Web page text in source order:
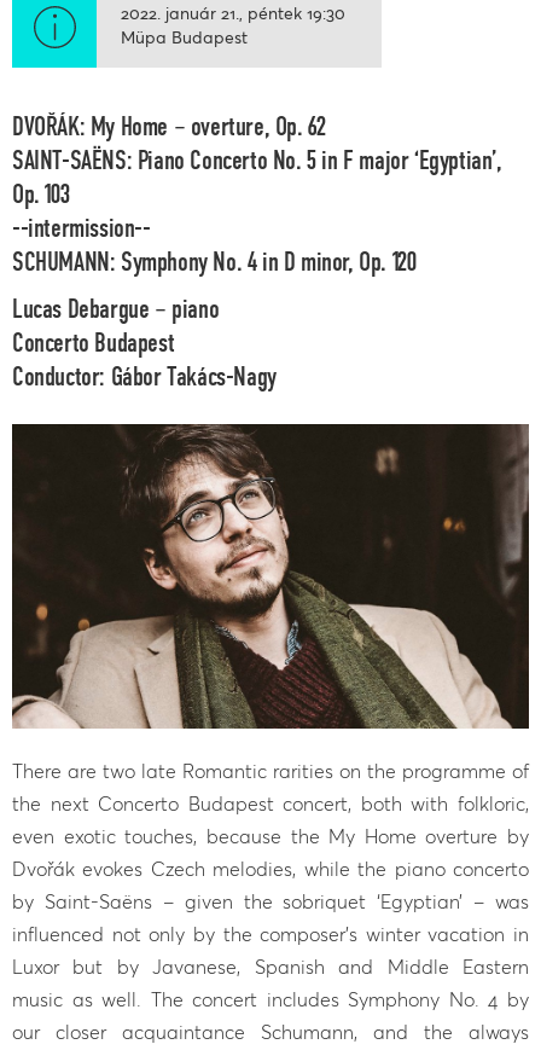
2022. január 21. péntek 19:30
Müpa Budapest
DVOŘÁK: My Home – overture, Op. 62
SAINT-SAËNS: Piano Concerto No. 5 in F major ‘Egyptian’,
Op. 103
--intermission--
SCHUMANN: Symphony No. 4 in D minor, Op. 120
Lucas Debargue – piano
Concerto Budapest
Conductor: Gábor Takács-Nagy
There are two late Romantic rarities on the programme of
the next Concerto Budapest concert, both with folkloric,
even exotic touches, because the My Home overture by
Dvořák evokes Czech melodies, while the piano concerto
by Saint-Saëns – given the sobriquet ‘Egyptian’ – was
influenced not only by the composer’s winter vacation in
Luxor but by Javanese, Spanish and Middle Eastern
music as well. The concert includes Symphony No. 4 by
our closer acquaintance Schumann, and the always